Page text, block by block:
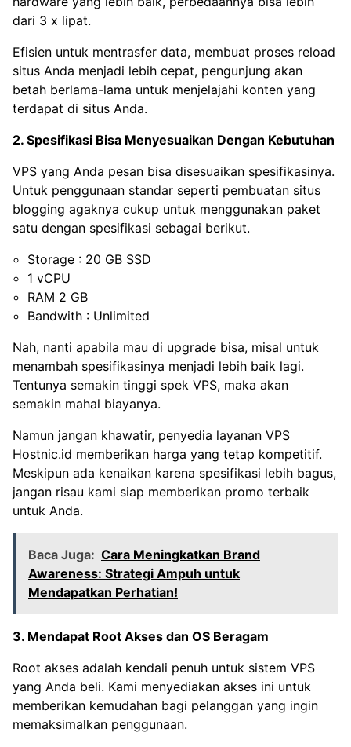
dari 3 x lipat.
Efisien untuk mentrasfer data, membuat proses reload
situs Anda menjadi lebih cepat, pengunjung akan
betah berlama-lama untuk menjelajahi konten yang
terdapat di situs Anda.
2. Spesifikasi Bisa Menyesuaikan Dengan Kebutuhan
VPS yang Anda pesan bisa disesuaikan spesifikasinya.
Untuk penggunaan standar seperti pembuatan situs
blogging agaknya cukup untuk menggunakan paket
satu dengan spesifikasi sebagai berikut.
Storage : 20 GB SSD
1 vCPU
RAM 2 GB
Bandwith : Unlimited
Nah, nanti apabila mau di upgrade bisa, misal untuk
menambah spesifikasinya menjadi lebih baik lagi.
Tentunya semakin tinggi spek VPS, maka akan
semakin mahal biayanya.
Namun jangan khawatir, penyedia layanan VPS
Hostnic.id memberikan harga yang tetap kompetitif.
Meskipun ada kenaikan karena spesifikasi lebih bagus,
jangan risau kami siap memberikan promo terbaik
untuk Anda.
Baca Juga: Cara Meningkatkan Brand
Awareness: Strategi Ampuh untuk
Mendapatkan Perhatian!
3. Mendapat Root Akses dan OS Beragam
Root akses adalah kendali penuh untuk sistem VPS
yang Anda beli. Kami menyediakan akses ini untuk
memberikan kemudahan bagi pelanggan yang ingin
memaksimalkan penggunaan.